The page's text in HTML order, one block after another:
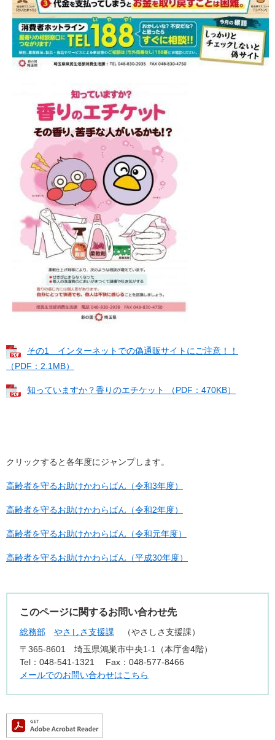
その1 インターネットでの偽通販サイトにご注意！！
（PDF：2.1MB）
知っていますか？香りのエチケット （PDF：470KB）
クリックすると各年度にジャンプします。
高齢者を守るお助けかわらばん（令和3年度）
高齢者を守るお助けかわらばん（令和2年度）
高齢者を守るお助けかわらばん（令和元年度）
高齢者を守るお助けかわらばん（平成30年度）
このページに関するお問い合わせ先
総務部 やさしさ支援課
やさしさ支援課
〒365-8601
埼玉県鴻巣市中央1-1（本庁舎4階）
Tel：048-541-1321
Fax：048-577-8466
メールでのお問い合わせはこちら